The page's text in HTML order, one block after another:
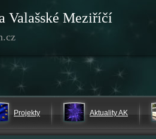
Valašské Meziříčí
Projekty Aktuality AK